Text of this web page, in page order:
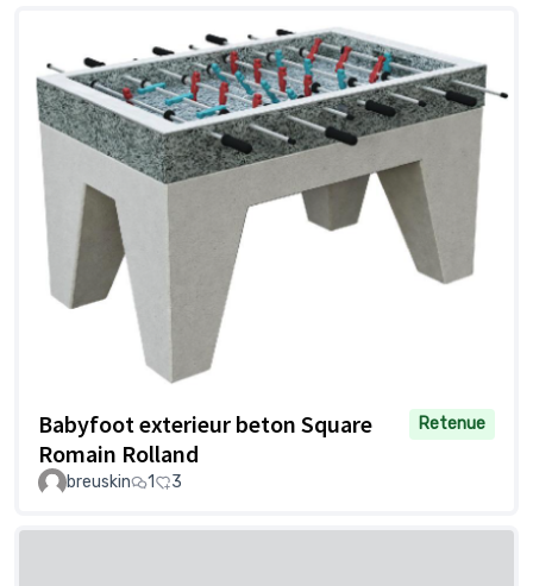
Babyfoot exterieur beton Square
Romain Rolland
Retenue
breuskin 1 3